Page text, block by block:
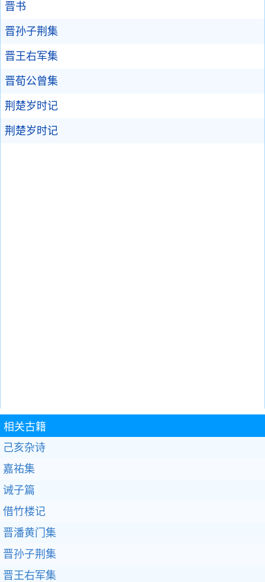
晋书
晋孙子荆集
晋王右军集
晋荀公曾集
荆楚岁时记
荆楚岁时记
相关古籍
己亥杂诗
嘉祐集
诫子篇
借竹楼记
晋潘黄门集
晋孙子荆集
晋王右军集